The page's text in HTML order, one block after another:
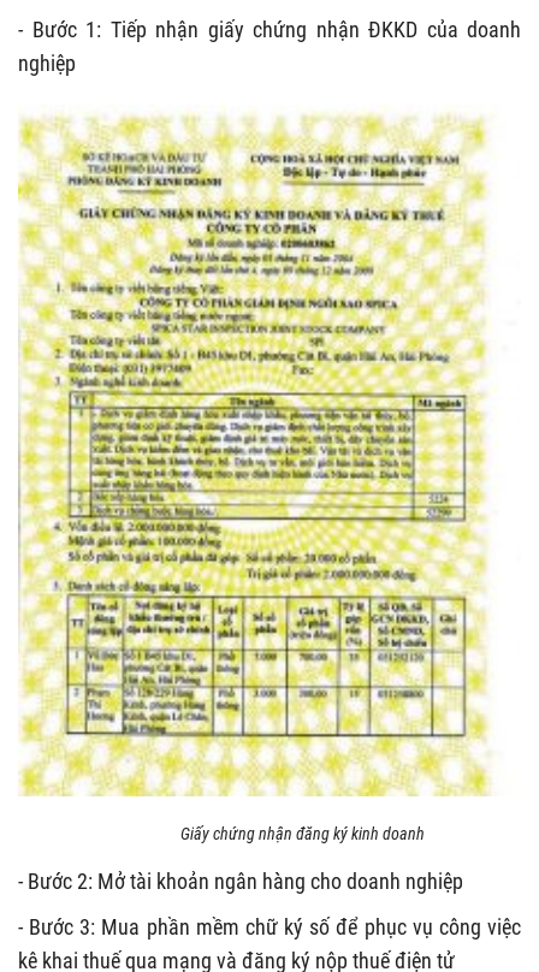
- Bước 1: Tiếp nhận giấy chứng nhận ĐKKD của doanh
nghiệp
Giấy chứng nhận đăng ký kinh doanh
- Bước 2: Mở tài khoản ngân hàng cho doanh nghiệp
- Bước 3: Mua phần mềm chữ ký số để phục vụ công việc
kê khai thuế qua mạng và đăng ký nộp thuế điện tử